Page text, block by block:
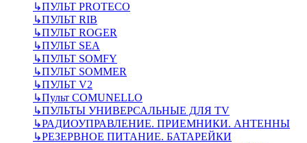
↳ПУЛЬТ PROTECO
↳ПУЛЬТ RIB
↳ПУЛЬТ ROGER
↳ПУЛЬТ SEA
↳ПУЛЬТ SOMFY
↳ПУЛЬТ SOMMER
↳ПУЛЬТ V2
↳Пульт СOMUNELLO
↳ПУЛЬТЫ УНИВЕРСАЛЬНЫЕ ДЛЯ TV
↳РАДИОУПРАВЛЕНИЕ. ПРИЕМНИКИ. АНТЕННЫ
↳РЕЗЕРВНОЕ ПИТАНИЕ. БАТАРЕЙКИ